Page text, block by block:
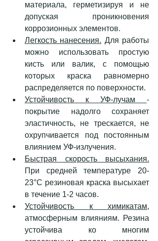
материала, герметизируя и не
допуская проникновения
коррозионных элементов.
Легкость нанесения. Для работы
можно использовать простую
кисть или валик, с помощью
которых краска равномерно
распределяется по поверхности.
Устойчивость к УФ-лучам -
покрытие надолго сохраняет
эластичность, не трескается, не
охрупчивается под постоянным
влиянием УФ-излучения.
Быстрая скорость высыхания.
При средней температуре 20-
23°С резиновая краска высыхает
в течение 1-2 часов.
Устойчивость к химикатам,
атмосферным влияниям. Резина
устойчива ко многим